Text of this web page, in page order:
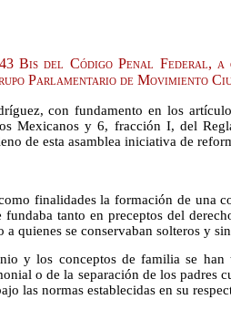
Bis del Código Penal Federal, a
Parlamentario de Movimiento
con fundamento en los
Mexicanos y 6, fracción I, del
de esta asamblea iniciativa de
finalidades la formación de una
tanto en preceptos del
a quienes se conservaban solteros y
y los conceptos de familia se han
o de la separación de los padres
las normas establecidas en su